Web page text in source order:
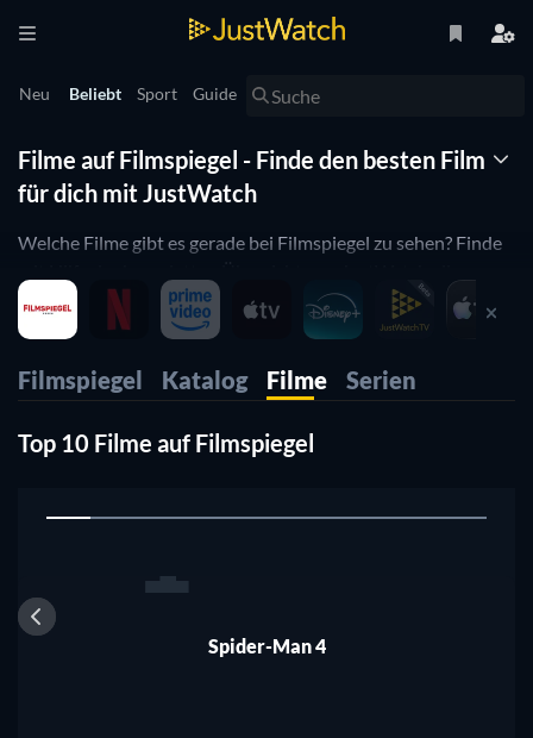
Neu Beliebt Sport Guide
Filme auf Filmspiegel - Finde den besten Film
für dich mit JustWatch
Welche Filme gibt es gerade bei Filmspiegel zu sehen? Finde
Streamen verfügbaren Filme auf Filmspiegel.
Filmspiegel Katalog Filme Serien
Top 10 Filme auf Filmspiegel
1
Spider-Man 4